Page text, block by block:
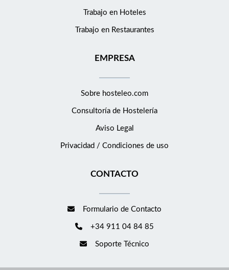
Trabajo en Hoteles
Trabajo en Restaurantes
EMPRESA
Sobre hosteleo.com
Consultoría de Hostelería
Aviso Legal
Privacidad / Condiciones de uso
CONTACTO
Formulario de Contacto
+34 911 04 84 85
Soporte Técnico